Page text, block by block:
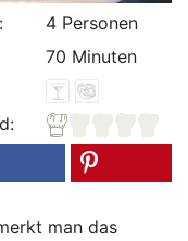
4 Personen
70 Minuten
man das